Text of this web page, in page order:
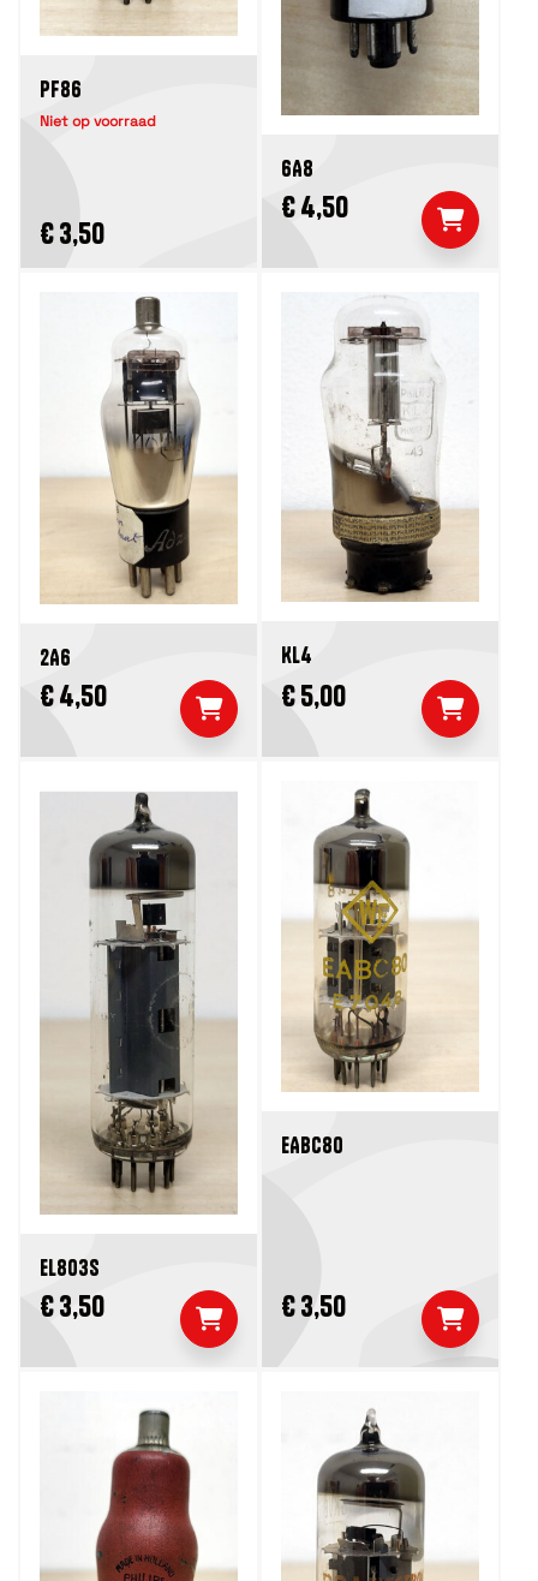
PF86
Niet op voorraad
€ 3,50
6A8
€ 4,50
2A6
€ 4,50
KL4
€ 5,00
EL803S
€ 3,50
EABC80
€ 3,50